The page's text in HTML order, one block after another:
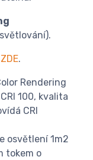
ZDE.
Rendering
100, kvalita
CRI
osvětlení 1m2
tokem o